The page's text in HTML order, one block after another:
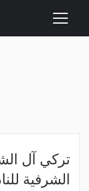
Toggle
تركي آل
الشرفية